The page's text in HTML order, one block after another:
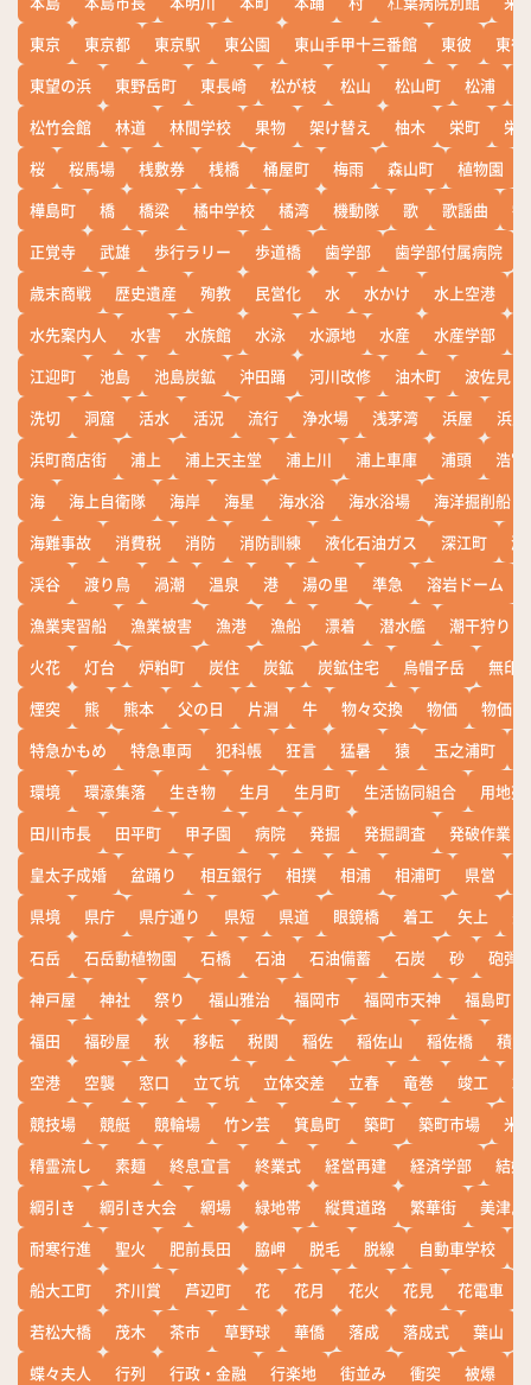
東京
東京都 東京駅 東公園 東山手甲十三番館 東彼
東彼
東望の浜
東野岳町 東長崎 松が枝 松山 松山町 松浦
松竹会館
林道 林間学校 果物 架け替え 柚木 栄町
栄
桜
桜馬場 桟敷券 桟橋 桶屋町 梅雨 森山町 植物園
樺島町
橋 橋梁 橘中学校 橘湾 機動隊 歌 歌謡曲
正覚寺
武雄 歩行ラリー 歩道橋 歯学部 歯学部付属病院
歳末商戦
歴史遺産 殉教 民営化 水 水かけ 水上空港
水先案内人
水害 水族館 水泳 水源地 水産 水産学部
江迎町
池島 池島炭鉱 沖田踊 河川改修 油木町
波佐見
洗切
洞窟 活水 活況 流行 浄水場 浅茅湾 浜屋
浜
浜町商店街
浦上 浦上天主堂 浦上川 浦上車庫 浦頭
浩宮
海
海上自衛隊 海岸 海星 海水浴 海水浴場
海洋掘削船
海難事故
消費税 消防 消防訓練 液化石油ガス 深江町
淵
渓谷
渡り鳥 渦潮 温泉 港 湯の里 準急 溶岩ドーム
漁業実習船
漁業被害 漁港 漁船 漂着 潜水艦
潮干狩り
火花
灯台 炉粕町 炭住 炭鉱 炭鉱住宅 烏帽子岳
無印
煙突
熊 熊本 父の日 片淵 牛 物々交換 物価
物価高
特急かもめ
特急車両 犯科帳 狂言 猛暑 猿 玉之浦町
環境
環濠集落 生き物 生月 生月町 生活協同組合
用地売
田川市長
田平町 甲子園 病院 発掘 発掘調査
発破作業
皇太子成婚
盆踊り 相互銀行 相撲 相浦 相浦町 県営
県境
県庁 県庁通り 県短 県道 眼鏡橋 着工 矢上
石岳
石岳動植物園 石橋 石油 石油備蓄 石炭 砂
砲弾
神戸屋
神社 祭り 福山雅治 福岡市 福岡市天神
福島町
福田
福砂屋 秋 移転 税関 稲佐 稲佐山 稲佐橋
積雪
空港
空襲 窓口 立て坑 立体交差 立春 竜巻 竣工
競技場
競艇 競輪場 竹ン芸 箕島町 築町 築町市場
米
精霊流し
素麺 終息宣言 終業式 経営再建 経済学部
結婚
綱引き
綱引き大会 網場 緑地帯 縦貫道路 繁華街
美津島
耐寒行進
聖火 肥前長田 脇岬 脱毛 脱線 自動車学校
船大工町
芥川賞 芦辺町 花 花月 花火 花見 花電車
若松大橋
茂木 茶市 草野球 華僑 落成 落成式 葉山
蝶々夫人
行列 行政・金融 行楽地 街並み 衝突 被爆